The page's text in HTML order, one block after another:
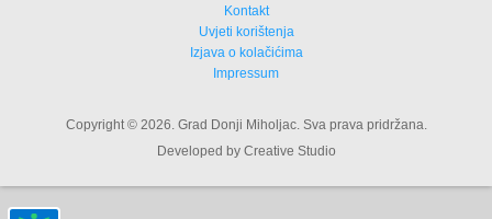
Kontakt
Uvjeti korištenja
Izjava o kolačićima
Impressum
Copyright © 2026. Grad Donji Miholjac. Sva prava pridržana.
Developed by Creative Studio